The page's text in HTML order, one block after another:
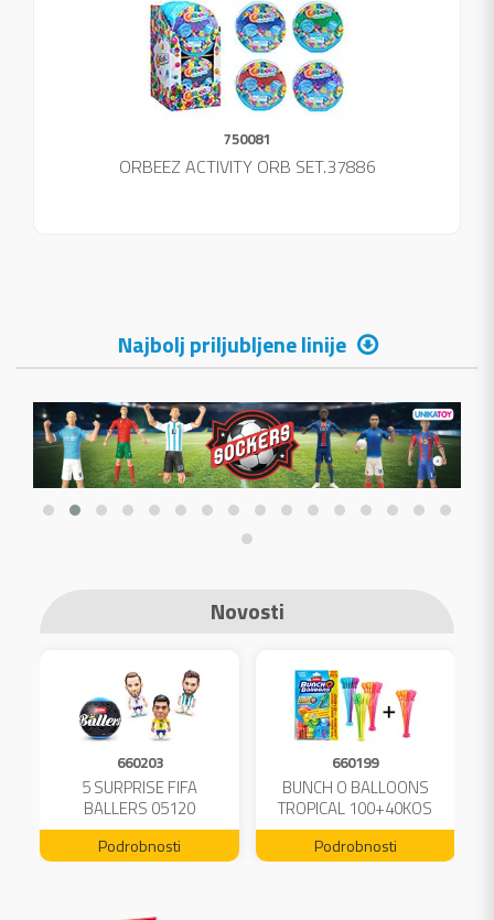
750081
ORBEEZ ACTIVITY ORB SET.37886
Najbolj priljubljene linije
Novosti
660203
5 SURPRISE FIFA
BALLERS 05120
Podrobnosti
660199
BUNCH O BALLOONS
TROPICAL 100+40KOS
FREE 04199
Podrobnosti